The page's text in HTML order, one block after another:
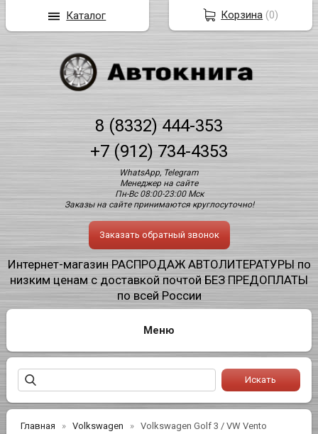
8 (8332) 444-353
+7 (912) 734-4353
WhatsApp, Telegram
Менеджер на сайте
Пн-Вс 08:00-23:00 Мск
Заказы на сайте принимаются круглосуточно!
Заказать обратный звонок
Интернет-магазин РАСПРОДАЖ АВТОЛИТЕРАТУРЫ по
низким ценам с доставкой почтой БЕЗ ПРЕДОПЛАТЫ
по всей России
Главная Volkswagen Volkswagen Golf 3 / VW Vento
Корзина (0)
Каталог